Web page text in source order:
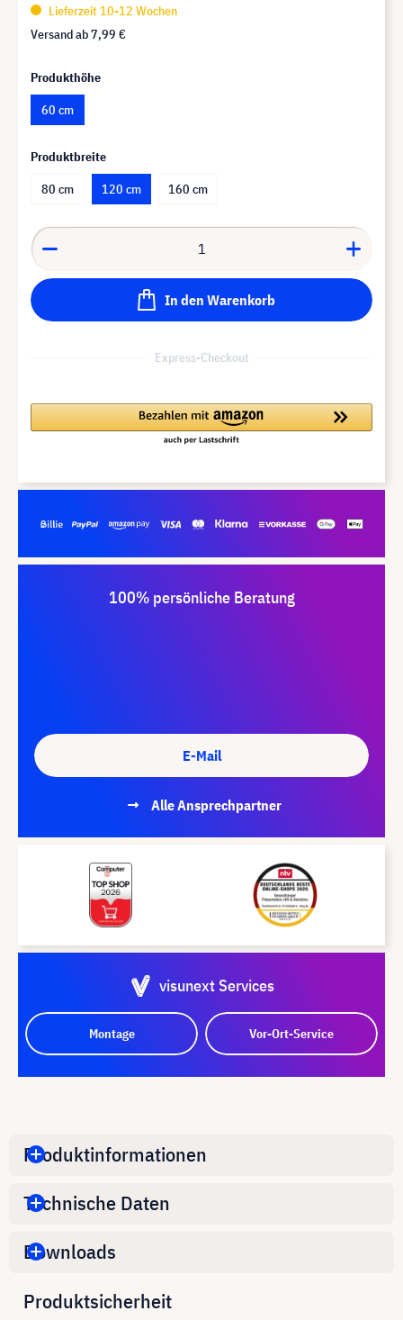
Lieferzeit 10-12 Wochen
Versand ab7,99 €
Produkthöhe
60 cm
Produktbreite
80 cm
120 cm 160 cm
In den Warenkorb
Express-Checkout
100% persönliche Beratung
E-Mail
Alle Ansprechpartner
visunext Services
Montage Vor-Ort-Service
Produktinformationen
Technische Daten
Downloads
Produktsicherheit